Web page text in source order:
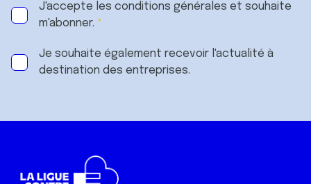
J'accepte les conditions générales et souhaite
m'abonner.
Je souhaite également recevoir l'actualité à
destination des entreprises.